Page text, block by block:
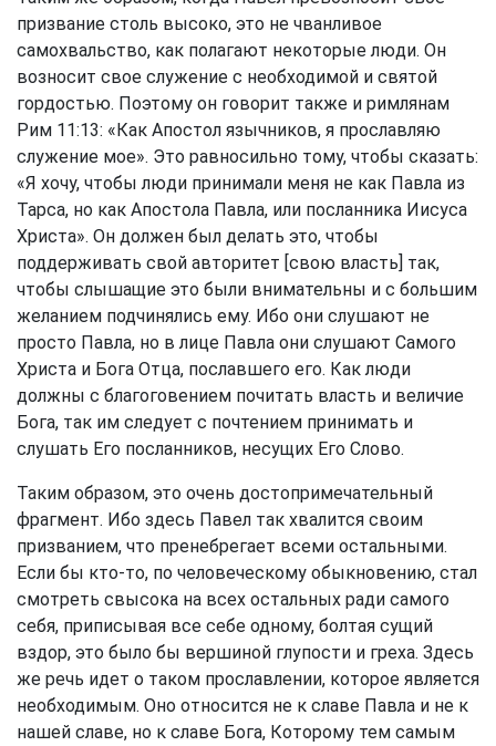
призвание столь высоко, это не чванливое
самохвальство, как полагают некоторые люди. Он
возносит свое служение с необходимой и святой
гордостью. Поэтому он говорит также и римлянам
Рим 11:13: «Как Апостол язычников, я прославляю
служение мое». Это равносильно тому, чтобы сказать:
«Я хочу, чтобы люди принимали меня не как Павла из
Тарса, но как Апостола Павла, или посланника Иисуса
Христа». Он должен был делать это, чтобы
поддерживать свой авторитет [свою власть] так,
чтобы слышащие это были внимательны и с большим
желанием подчинялись ему. Ибо они слушают не
просто Павла, но в лице Павла они слушают Самого
Христа и Бога Отца, пославшего его. Как люди
должны с благоговением почитать власть и величие
Бога, так им следует с почтением принимать и
слушать Его посланников, несущих Его Слово.
Таким образом, это очень достопримечательный
фрагмент. Ибо здесь Павел так хвалится своим
призванием, что пренебрегает всеми остальными.
Если бы кто-то, по человеческому обыкновению, стал
смотреть свысока на всех остальных ради самого
себя, приписывая все себе одному, болтая сущий
вздор, это было бы вершиной глупости и греха. Здесь
же речь идет о таком прославлении, которое является
необходимым. Оно относится не к славе Павла и не к
нашей славе, но к славе Бога, Которому тем самым